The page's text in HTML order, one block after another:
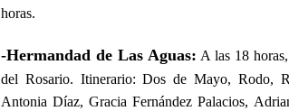
horas.
-Hermandad de Las Aguas: A las 18
del Rosario. Itinerario: Dos de Mayo, Rodo,
Antonia Díaz, Gracia Fernández Palacios,